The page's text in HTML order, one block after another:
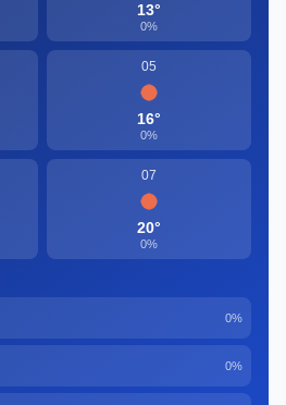
13°
0%
05
16°
0%
07
20°
0%
0%
0%